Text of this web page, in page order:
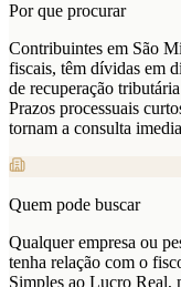
Por que procurar
Contribuintes em São
fiscais, têm dívidas em
de recuperação
Prazos processuais
tornam a consulta
Quem pode buscar
Qualquer empresa ou
tenha relação com o
Simples ao Lucro Real,